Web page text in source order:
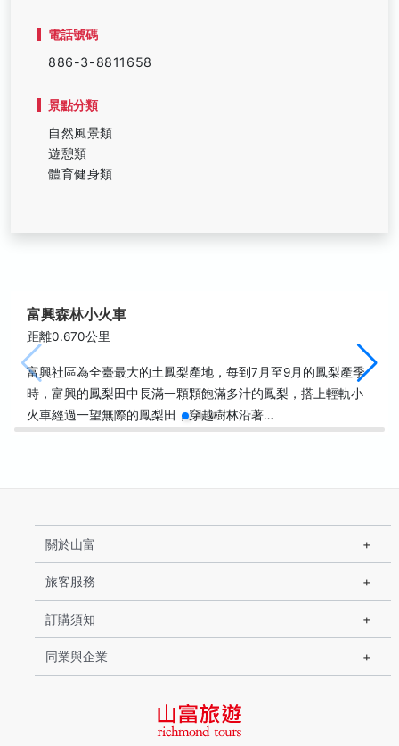
電話號碼
886-3-8811658
景點分類
自然風景類
遊憩類
體育健身類
富興森林小火車
距離0.670公里
富興社區為全臺最大的土鳳梨產地，每到7月至9月的鳳梨產季
時，富興的鳳梨田中長滿一顆顆飽滿多汁的鳳梨，搭上輕軌小
火車經過一望無際的鳳梨田，穿越樹林沿著…
關於山富
旅客服務
訂購須知
同業與企業